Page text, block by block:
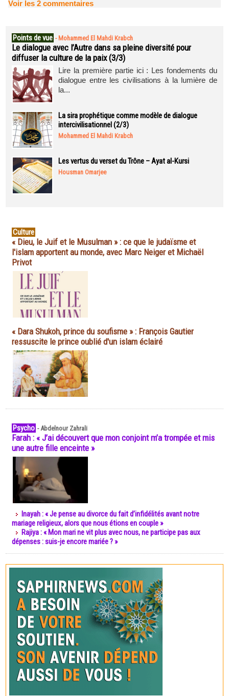
Voir les 2 commentaires
Points de vue - Mohammed El Mahdi Krabch
Le dialogue avec l’Autre dans sa pleine diversité pour
diffuser la culture de la paix (3/3)
Lire la première partie ici : Les fondements du
dialogue entre les civilisations à la lumière de
la...
La sira prophétique comme modèle de dialogue
intercivilisationnel (2/3)
Mohammed El Mahdi Krabch
Les vertus du verset du Trône – Ayat al-Kursi
Housman Omarjee
Culture
« Dieu, le Juif et le Musulman » : ce que le judaïsme et
l'islam apportent au monde, avec Marc Neiger et Michaël
Privot
« Dara Shukoh, prince du soufisme » : François Gautier
ressuscite le prince oublié d'un islam éclairé
Psycho -Abdelnour Zahrali
Farah : « J’ai découvert que mon conjoint m’a trompée et mis
une autre fille enceinte »
Inayah : « Je pense au divorce du fait d’infidélités avant notre
mariage religieux, alors que nous étions en couple »
Rajiya : « Mon mari ne vit plus avec nous, ne participe pas aux
dépenses : suis-je encore mariée ? »